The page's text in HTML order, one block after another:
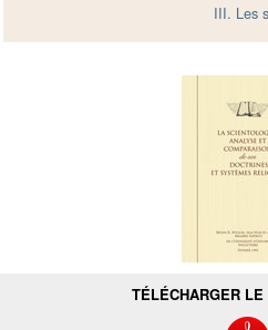
III. Les
TÉLÉCHARGER